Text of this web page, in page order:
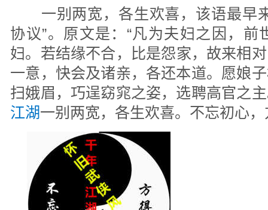
一别两宽，各生欢喜，该语最早
协议”。原文是：“凡为夫妇之因，
妇。若结缘不合，比是怨家，故来相
一意，快会及诸亲，各还本道。愿娘
扫娥眉，巧逞窈窕之姿，选聘高官之
江湖一别两宽，各生欢喜。不忘初心，